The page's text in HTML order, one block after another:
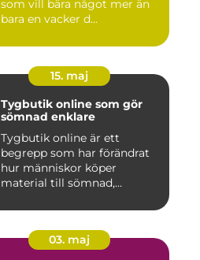
som vill bära något mer än
bara en vacker d...
15. maj
Tygbutik online som gör
sömnad enklare
Tygbutik online är ett
begrepp som har förändrat
hur människor köper
material till sömnad,
03. maj